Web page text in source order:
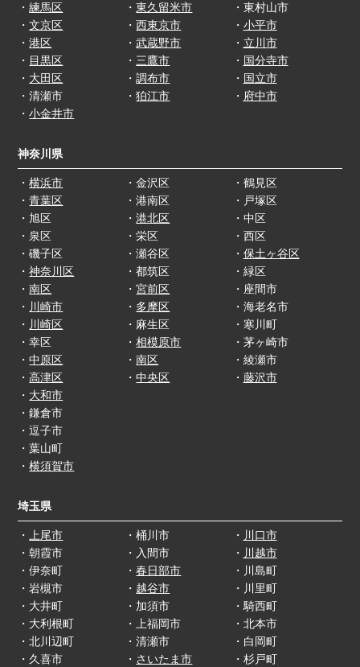
・練馬区
・文京区
・港区
・ 目黒区
・ 大田区
・清瀬市
・東久留米市
・西東京市
・武蔵野市
・ 三鷹市
・調布市
・狛江市
・東村山市
・ 小平市
・ 立川市
・ 国分寺市
・ 国立市
・ 府中市
・小金井市
神奈川県
・横浜市
・青葉区
・旭区
・泉区
・磯子区
・神奈川区
・金沢区
・港南区
・港北区
・栄区
・瀬谷区
・都筑区
・鶴見区
・戸塚区
・中区
・西区
・ 保土ヶ谷区
・緑区
・南区
・ 川崎市
・ 川崎区
・幸区
・中原区
・高津区
・宮前区
・ 多摩区
・麻生区
・相模原市
・南区
・中央区
・座間市
・海老名市
・寒川町
・茅ヶ崎市
・綾瀬市
・ 藤沢市
・ 大和市
・鎌倉市
・逗子市
・葉山町
・横須賀市
埼玉県
・
上尾市
・朝霞市
・伊奈町
・岩槻市
・大井町
・大利根町
・桶川市
・入間市
・春日部市
・ 越谷市
・加須市
・上福岡市
・ 川口市
・ 川越市
・川島町
・川里町
・騎西町
・北本市
・北川辺町
・久喜市
・清瀬市
・ さいたま市
・白岡町
・杉戸町